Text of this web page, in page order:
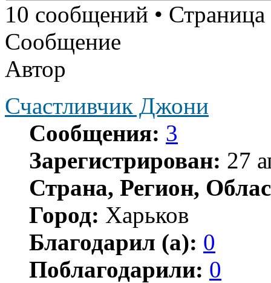
10 сообщений • Страница
Сообщение
Автор
Счастливчик Джони
Сообщения: 3
Зарегистрирован: 27
Страна, Регион,
Город: Харьков
Благодарил (а): 0
Поблагодарили: 0